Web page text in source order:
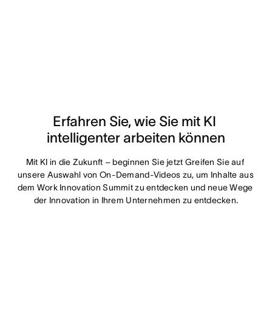
Erfahren Sie, wie Sie mit KI
intelligenter arbeiten können
Mit KI in die Zukunft – beginnen Sie jetzt Greifen Sie auf
unsere Auswahl von On-Demand-Videos zu, um Inhalte aus
dem Work Innovation Summit zu entdecken und neue Wege
der Innovation in Ihrem Unternehmen zu entdecken.